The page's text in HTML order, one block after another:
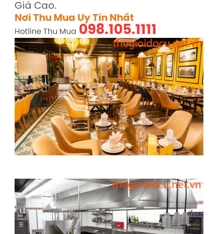
Giá Cao.
Nơi Thu Mua Uy Tín Nhất
Hotline Thu Mua 098.105.1111